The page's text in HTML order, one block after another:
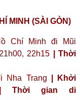
MINH (SÀI GÒN)
Chí Minh đi Mũi
22h15
| Thời
Nha Trang
| Khởi
gian di